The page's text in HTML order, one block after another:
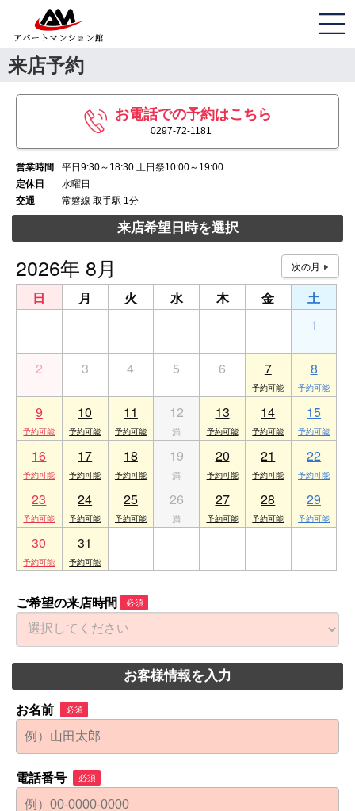
来店予約
お電話での予約はこちら
0297-72-1181
営業時間
平日9:30～18:30 土日祭10:00～19:00
定休日
水曜日
交通
常磐線 取手駅 1分
来店希望日時を選択
2026年 8月
日 月 火 水 木 金
土
1
2 3 4 5 6 7 8
9 10 11 12 13 14 15
16 17 18 19 20 21 22
23 24 25 26 27 28 29
30 31
ご希望の来店時間 必須
お客様情報を入力
お名前 必須
電話番号 必須